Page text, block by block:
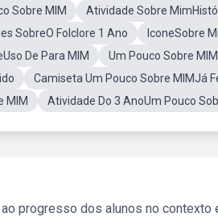
Sobre MIM
Atividade Sobre
SobreO Folclore 1 Ano
IconeSobre
De Para MIM
Um Pouco Sobre
Camiseta Um Pouco Sobre MIMJá
MIM Atividade Do 3 AnoUm Pouco
progresso dos alunos no contexto